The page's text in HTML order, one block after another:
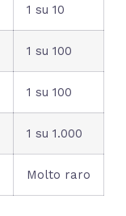
1 su 10
1 su 100
1 su 100
1 su 1.000
Molto raro